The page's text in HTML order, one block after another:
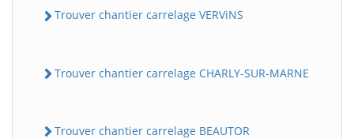
Trouver chantier carrelage VERViNS
Trouver chantier carrelage CHARLY-SUR-MARNE
Trouver chantier carrelage BEAUTOR